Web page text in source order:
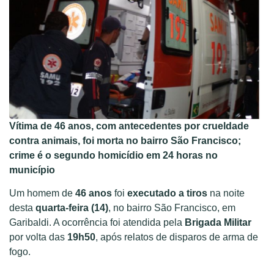
Vítima de 46 anos, com antecedentes por crueldade
contra animais, foi morta no bairro São Francisco;
crime é o segundo homicídio em 24 horas no
município
Um homem de 46 anos foi executado a tiros na noite
desta quarta-feira (14), no bairro São Francisco, em
Garibaldi. A ocorrência foi atendida pela Brigada Militar
por volta das 19h50, após relatos de disparos de arma de
fogo.